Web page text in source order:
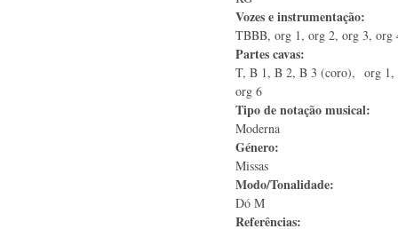
Vozes e instrumentação:
TBBB, org 1, org 2, org 3, org
Partes cavas:
T, B 1, B 2, B 3 (coro), org 1,
org 6
Tipo de notação musical:
Moderna
Género:
Missas
Modo/Tonalidade:
Dó M
Referências: